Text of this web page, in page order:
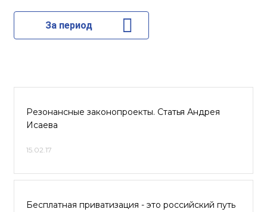
За период
Резонансные законопроекты. Статья Андрея
Исаева
15.02.17
Бесплатная приватизация - это российский путь